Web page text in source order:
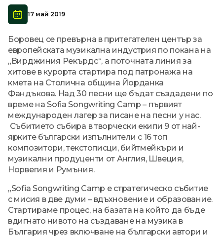
17 май 2019
Боровец се превърна в притегателен център за
европейската музикална индустрия по покана на
„Вирджиния Рекърдс“, а поточната линия за
хитове в курорта стартира под патронажа на
кмета на Столична община Йорданка
Фандъкова. Над 30 песни ще бъдат създадени по
време на Sofia Songwriting Camp – първият
международен лагер за писане на песни у нас.
Събитието събира в творчески екипи 9 от най-
ярките български изпълнители с 16 топ
композитори, текстописци, бийтмейкъри и
музикални продуценти от Англия, Швеция,
Норвегия и Румъния.
„Sofia Songwriting Camp е стратегическо събитие
с мисия в две думи – вдъхновение и образование.
Стартираме процес, на базата на който да бъде
вдигнато нивото на създаване на музика в
България чрез включване на български автори и